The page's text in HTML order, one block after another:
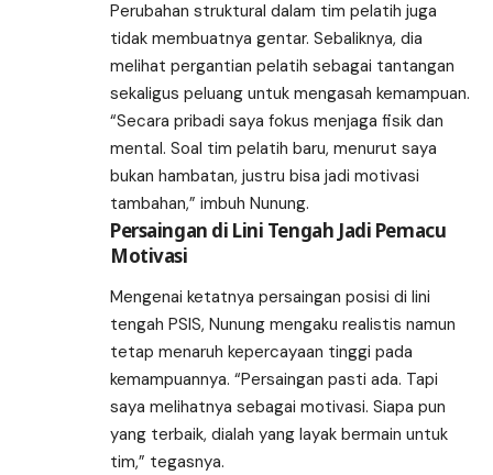
Perubahan struktural dalam tim pelatih juga
tidak membuatnya gentar. Sebaliknya, dia
melihat pergantian pelatih sebagai tantangan
sekaligus peluang untuk mengasah kemampuan.
“Secara pribadi saya fokus menjaga fisik dan
mental. Soal tim pelatih baru, menurut saya
bukan hambatan, justru bisa jadi motivasi
tambahan,” imbuh Nunung.
Persaingan di Lini Tengah Jadi Pemacu
Motivasi
Mengenai ketatnya persaingan posisi di lini
tengah PSIS, Nunung mengaku realistis namun
tetap menaruh kepercayaan tinggi pada
kemampuannya. “Persaingan pasti ada. Tapi
saya melihatnya sebagai motivasi. Siapa pun
yang terbaik, dialah yang layak bermain untuk
tim,” tegasnya.